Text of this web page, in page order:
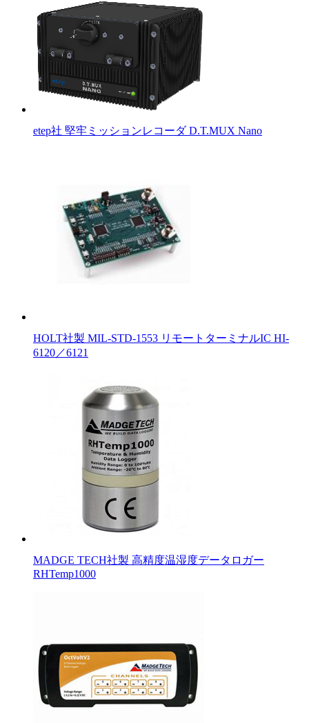
etep社 堅牢ミッションレコーダ D.T.MUX Nano
HOLT社製 MIL-STD-1553 リモートターミナルIC HI-
6120／6121
MADGE TECH社製 高精度温湿度データロガー
RHTemp1000